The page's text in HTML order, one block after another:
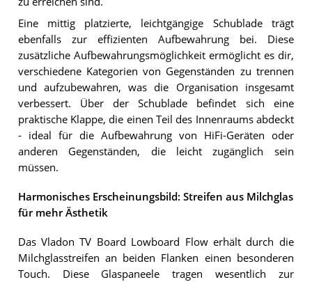
Eine mittig platzierte, leichtgängige Schublade trägt
ebenfalls zur effizienten Aufbewahrung bei. Diese
zusätzliche Aufbewahrungsmöglichkeit ermöglicht es dir,
verschiedene Kategorien von Gegenständen zu trennen
und aufzubewahren, was die Organisation insgesamt
verbessert. Über der Schublade befindet sich eine
praktische Klappe, die einen Teil des Innenraums abdeckt
- ideal für die Aufbewahrung von HiFi-Geräten oder
anderen Gegenständen, die leicht zugänglich sein
müssen.
Harmonisches Erscheinungsbild: Streifen aus Milchglas
für mehr Ästhetik
Das Vladon TV Board Lowboard Flow erhält durch die
Milchglasstreifen an beiden Flanken einen besonderen
Touch. Diese Glaspaneele tragen wesentlich zur